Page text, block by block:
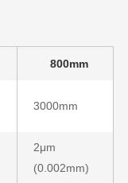
800mm
3000mm
2μm
(0.002mm)